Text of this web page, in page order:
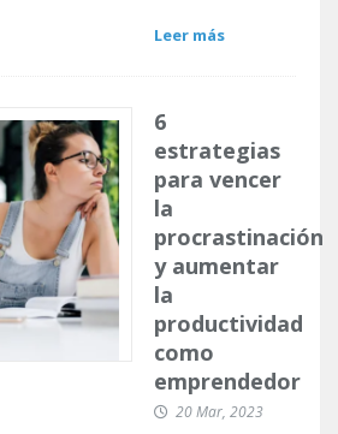
Leer más
6
estrategias
para vencer
la
procrastinación
y aumentar
la
productividad
como
emprendedor
20 Mar, 2023